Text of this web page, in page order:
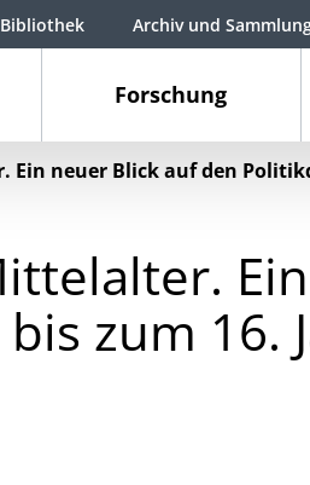
Forschung
Bibliothek Archiv und
neuer Blick auf den
zum 16.